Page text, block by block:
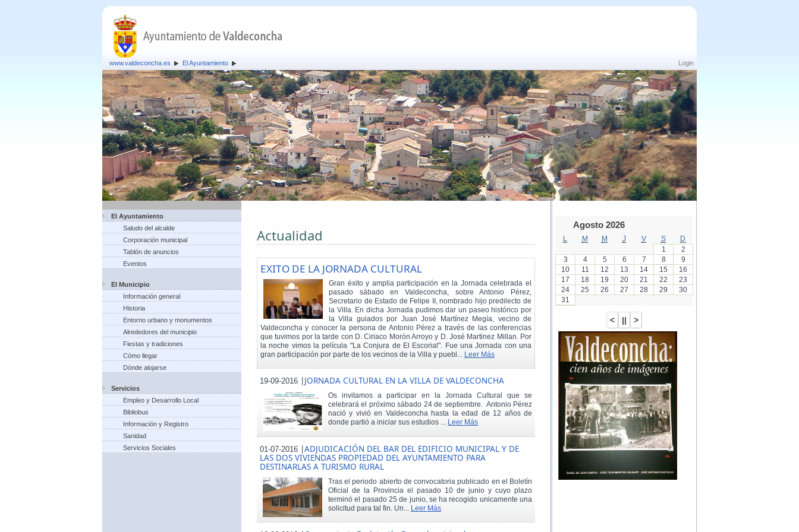
Login
www.valdeconcha.es El Ayuntamiento
El Ayuntamiento
Saludo del alcalde
Corporación municipal
Tablón de anuncios
Eventos
El Municipio
Información general
Historia
Entorno urbano y monumentos
Alrededores del municipio
Fiestas y tradiciones
Cómo llegar
Dónde alojarse
Servicios
Empleo y Desarrollo Local
Bibliobus
Información y Registro
Sanidad
Servicios Sociales
Actualidad
EXITO DE LA JORNADA CULTURAL
Gran éxito y amplia participación en la Jornada celebrada el
pasado sábado en Valdeconcha, sobre Antonio Pérez,
Secretario de Estado de Felipe II, nombrado hijo predilecto de
la Villa. En dicha Jornada pudimos dar un paseo histórico por
la Villa guiados por Juan José Martínez Megía, vecino de
Valdeconcha y conocer la persona de Antonio Pérez a través de las conferencias
que tuvimos por la tarde con D. Ciriaco Morón Arroyo y D. José Martinez Millan. Por
la noche vimos la película "La Conjura de El Escorial". Fue una Jornada con una
gran participación por parte de los vecinos de la Villa y puebl... Leer Más
19-09-2016 |JORNADA CULTURAL EN LA VILLA DE VALDECONCHA
Os invitamos a participar en la Jornada Cultural que se
celebrará el próximo sábado 24 de septiembre. Antonio Pérez
nació y vivió en Valdeconcha hasta la edad de 12 años de
donde partió a iniciar sus estudios ... Leer Más
01-07-2016 |ADJUDICACIÓN DEL BAR DEL EDIFICIO MUNICIPAL Y DE
LAS DOS VIVIENDAS PROPIEDAD DEL AYUNTAMIENTO PARA
DESTINARLAS A TURISMO RURAL
Tras el periodo abierto de convocatoria publicado en el Boletín
Oficial de la Provincia el pasado 10 de junio y cuyo plazo
terminó el pasado 25 de junio, se ha recogido unicamente una
solicitud para tal fin. Un... Leer Más
Agosto 2026
M M J V S
D
1
2
3
4 5 6 7 8
9
10
11 12 13 14 15
16
17
18 19 20 21 22
23
24
25 26 27 28 29
30
31